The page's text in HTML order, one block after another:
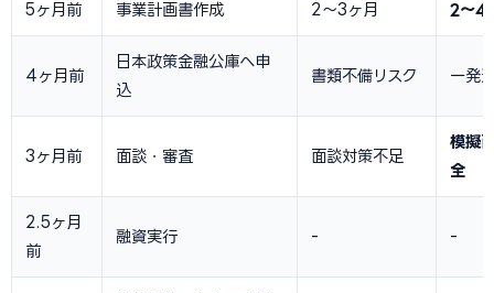
5ヶ月前 事業計画書作成 2〜3ヶ月 2〜4
4ヶ月前
日本政策金融公庫へ申
込
書類不備リスク 一発
3ヶ月前 面談・審査 面談対策不足
模擬
全
2.5ヶ月
前
融資実行 - -